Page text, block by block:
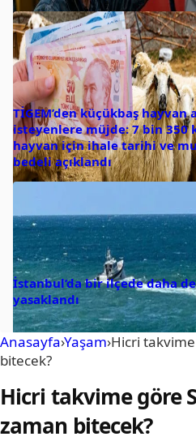
TİGEM’den küçükbaş hayvan
isteyenlere müjde: 7 bin 350
hayvan için ihale tarihi ve
bedeli açıklandı
İstanbul’da bir ilçede daha
yasaklandı
Anasayfa›Yaşam›Hicri
bitecek?
Hicri takvime göre
zaman bitecek?